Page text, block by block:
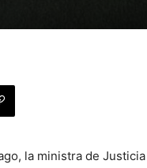
la ministra de